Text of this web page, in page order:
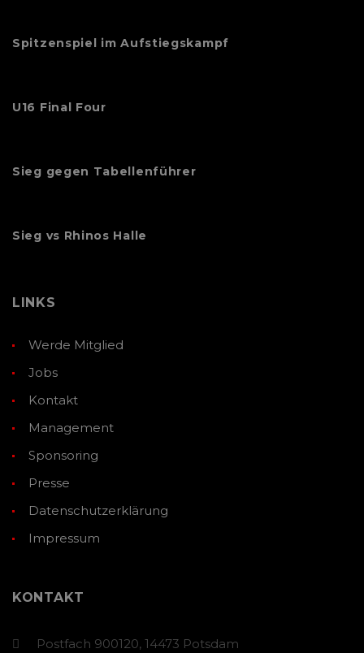
Spitzenspiel im Aufstiegskampf
U16 Final Four
Sieg gegen Tabellenführer
Sieg vs Rhinos Halle
LINKS
Werde Mitglied
Jobs
Kontakt
Management
Sponsoring
Presse
Datenschutzerklärung
Impressum
KONTAKT
Postfach 900120, 14473 Potsdam